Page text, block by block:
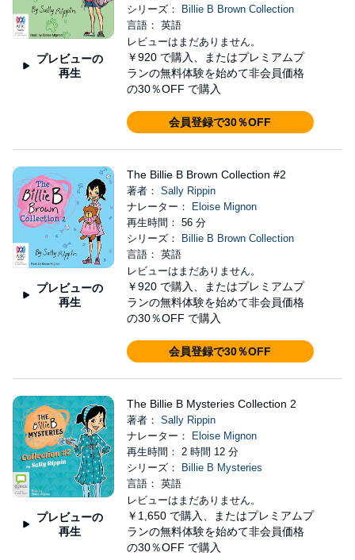
プレビューの
再生
シリーズ：
Billie B Brown Collection
言語： 英語
レビューはまだありません。
￥920 で購入、またはプレミアムプ
ランの無料体験を始めて非会員価格
の30％OFF で購入
会員登録で30％OFF
プレビューの
再生
The Billie B Brown Collection #2
著者： Sally Rippin
ナレーター：
Eloise Mignon
再生時間： 56 分
シリーズ：
Billie B Brown Collection
言語： 英語
レビューはまだありません。
￥920 で購入、またはプレミアムプ
ランの無料体験を始めて非会員価格
の30％OFF で購入
会員登録で30％OFF
プレビューの
再生
The Billie B Mysteries Collection 2
著者： Sally Rippin
ナレーター：
Eloise Mignon
再生時間： 2 時間 12 分
シリーズ：
Billie B Mysteries
言語： 英語
レビューはまだありません。
￥1,650 で購入、またはプレミアムプ
ランの無料体験を始めて非会員価格
の30％OFF で購入